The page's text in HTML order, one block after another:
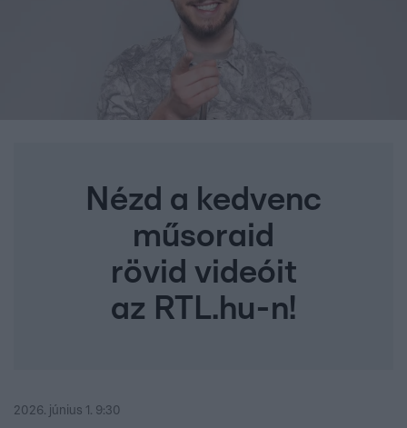
Nézd a kedvenc
műsoraid
rövid videóit
az RTL.hu-n!
2026. június 1. 9:30